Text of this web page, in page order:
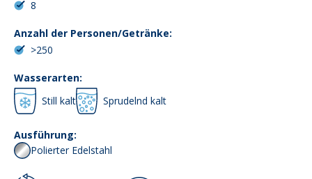
8
Anzahl der Personen/Getränke:
>250
Wasserarten:
Still kalt
Sprudelnd kalt
Ausführung:
Polierter Edelstahl